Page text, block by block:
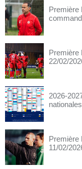
Première
Première
22/02/
2026-
Première
11/02/